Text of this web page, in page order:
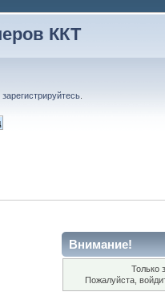
ККТ
зарегистрируйтесь.
Внимание!
Только
Пожалуйста,